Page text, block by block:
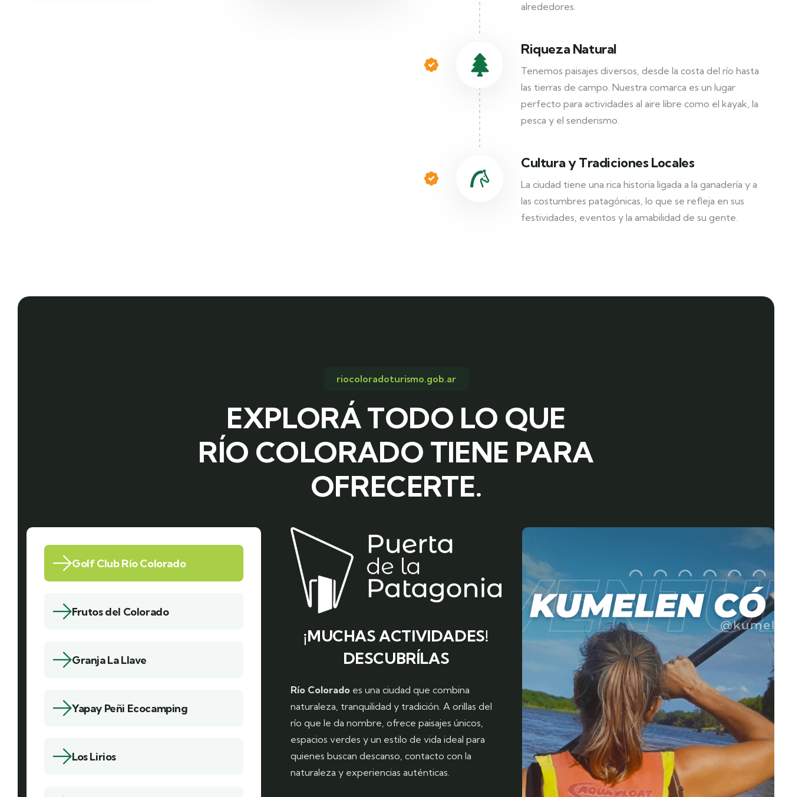
alrededores.
Riqueza Natural
Tenemos paisajes diversos, desde la costa del río hasta
las tierras de campo. Nuestra comarca es un lugar
perfecto para actividades al aire libre como el kayak, la
pesca y el senderismo.
Cultura y Tradiciones Locales
La ciudad tiene una rica historia ligada a la ganadería y a
las costumbres patagónicas, lo que se refleja en sus
festividades, eventos y la amabilidad de su gente.
riocoloradoturismo.gob.ar
EXPLORÁ TODO LO QUE
RÍO COLORADO TIENE PARA
OFRECERTE.
Golf Club Río Colorado
Frutos del Colorado
Granja La Llave
Yapay Peñi Ecocamping
Los Lirios
¡MUCHAS ACTIVIDADES!
DESCUBRÍLAS
Río Coloradoes una ciudad que combina
naturaleza, tranquilidad y tradición. A orillas del
río que le da nombre, ofrece paisajes únicos,
espacios verdes y un estilo de vida ideal para
quienes buscan descanso, contacto con la
naturaleza y experiencias auténticas.